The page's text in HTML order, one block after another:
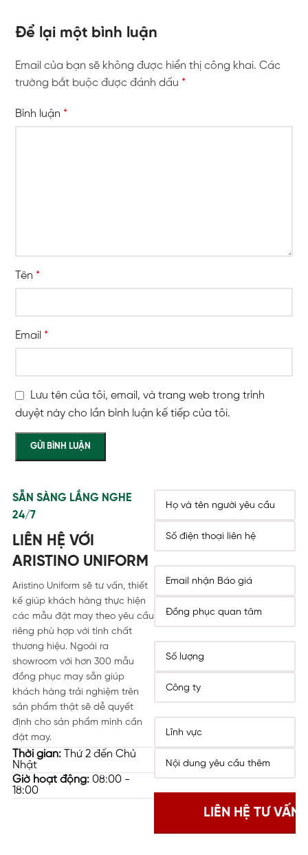
Để lại một bình luận
Email của bạn sẽ không được hiển thị công khai. Các
trường bắt buộc được đánh dấu *
Bình luận *
Tên *
Email *
Lưu tên của tôi, email, và trang web trong trình
duyệt này cho lần bình luận kế tiếp của tôi.
SẴN SÀNG LẮNG NGHE
24/7
LIÊN HỆ VỚI
ARISTINO UNIFORM
Aristino Uniform sẽ tư vấn, thiết
kế giúp khách hàng thực hiện
các mẫu đặt may theo yêu cầu
riêng phù hợp với tính chất
thương hiệu. Ngoài ra
showroom với hơn 300 mẫu
đồng phục may sẵn giúp
khách hàng trải nghiệm trên
sản phẩm thật sẽ dễ quyết
định cho sản phẩm mình cần
đặt may.
Thời gian:Thứ 2 đến Chủ
Nhật
Giờ hoạt động:08:00 -
18:00